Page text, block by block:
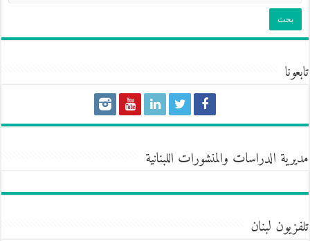
تابعونا
مديرية الدراسات والمنشورات اللبنانية
تلفزيون لبنان